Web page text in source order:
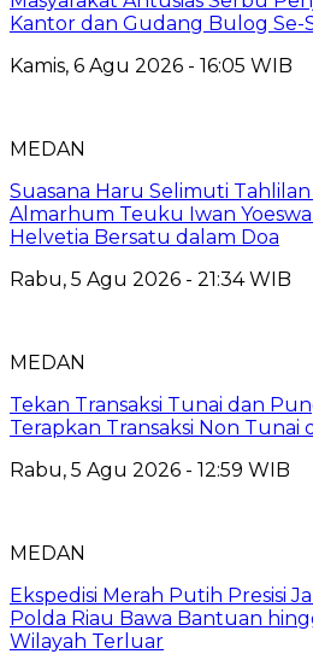
Kantor dan Gudang Bulog Se-
Kamis, 6 Agu 2026 - 16:05 WIB
MEDAN
Suasana Haru Selimuti
Almarhum Teuku Iwan
Helvetia Bersatu dalam Doa
Rabu, 5 Agu 2026 - 21:34 WIB
MEDAN
Tekan Transaksi Tunai dan
Terapkan Transaksi Non Tunai
Rabu, 5 Agu 2026 - 12:59 WIB
MEDAN
Ekspedisi Merah Putih Presisi
Polda Riau Bawa Bantuan
Wilayah Terluar